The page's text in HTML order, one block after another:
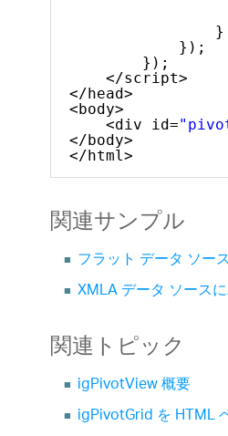
}
});
});
</script>
</head>
<body>
<div id=
</body>
</html>
関連サンプル
フラット データ ソー
XMLA データ ソース
関連トピック
igPivotView 概要
igPivotGrid を HTML